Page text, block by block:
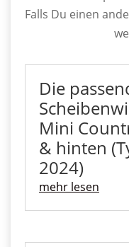
Falls Du einen
Die
Mini
& hinten
2024)
mehr lesen